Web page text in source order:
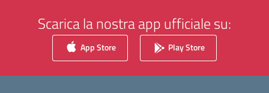
Scarica la nostra app ufficiale su:
App Store Play Store